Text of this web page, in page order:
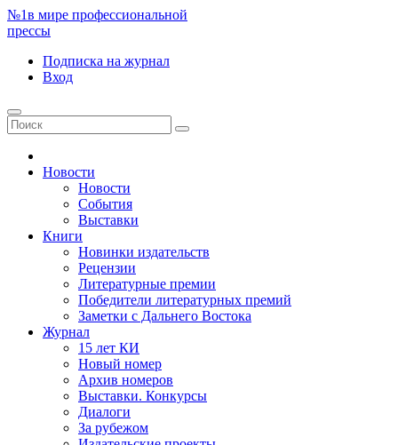
№1в мире профессиональной
прессы
Подписка на журнал
Вход
Новости
Новости
События
Выставки
Книги
Новинки издательств
Рецензии
Литературные премии
Победители литературных премий
Заметки с Дальнего Востока
Журнал
15 лет КИ
Новый номер
Архив номеров
Выставки. Конкурсы
Диалоги
За рубежом